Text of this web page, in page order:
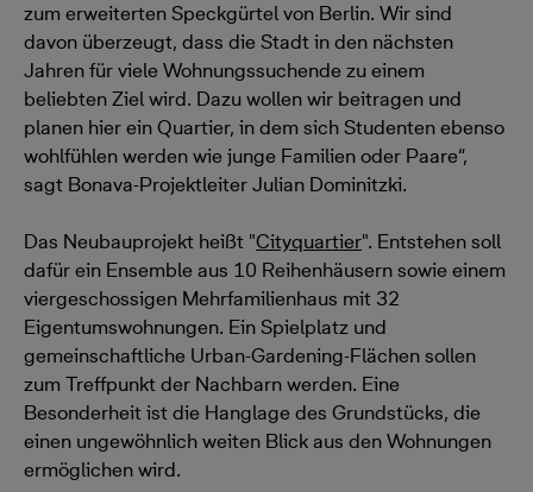
zum erweiterten Speckgürtel von Berlin. Wir sind
davon überzeugt, dass die Stadt in den nächsten
Jahren für viele Wohnungssuchende zu einem
beliebten Ziel wird. Dazu wollen wir beitragen und
planen hier ein Quartier, in dem sich Studenten ebenso
wohlfühlen werden wie junge Familien oder Paare“,
sagt Bonava-Projektleiter Julian Dominitzki.
Das Neubauprojekt heißt "Cityquartier". Entstehen soll
dafür ein Ensemble aus 10 Reihenhäusern sowie einem
viergeschossigen Mehrfamilienhaus mit 32
Eigentumswohnungen. Ein Spielplatz und
gemeinschaftliche Urban-Gardening-Flächen sollen
zum Treffpunkt der Nachbarn werden. Eine
Besonderheit ist die Hanglage des Grundstücks, die
einen ungewöhnlich weiten Blick aus den Wohnungen
ermöglichen wird.